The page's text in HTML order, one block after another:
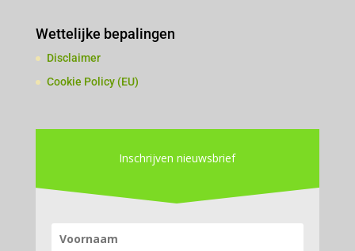
Wettelijke bepalingen
Disclaimer
Cookie Policy (EU)
Inschrijven nieuwsbrief